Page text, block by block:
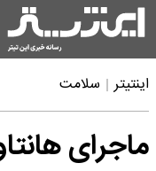
اینتیتر سلامت
ماجرای